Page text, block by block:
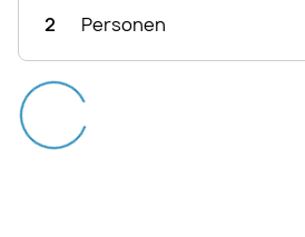
2 Personen